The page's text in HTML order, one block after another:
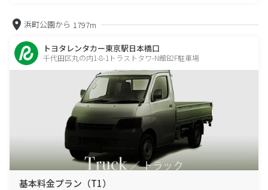
浜町公園から 1797m
トヨタレンタカー東京駅日本橋口
千代田区丸の内1-8-1トラストタワ-N館B2F駐車場
基本料金プラン（T1）